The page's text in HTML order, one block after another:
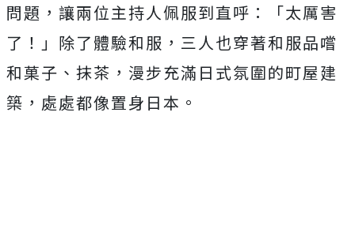
問題，讓兩位主持人佩服到直呼：「太厲害
了！」除了體驗和服，三人也穿著和服品嚐
和菓子、抹茶，漫步充滿日式氛圍的町屋建
築，處處都像置身日本。